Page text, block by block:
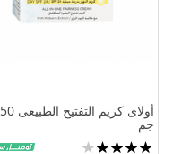
أولاى كريم التفتيح الطبيعى 50
جم
تقييم: